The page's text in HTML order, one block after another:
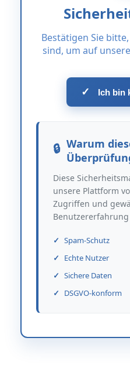
Bestätigen Sie
sind, um auf
✓ Ich bin
Warum
Diese
unsere Plattform
Zugriffen und
Spam-Schutz
Echte Nutzer
Sichere Daten
DSGVO-konform